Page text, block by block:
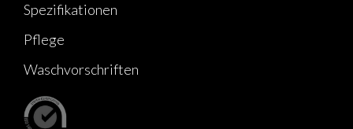
Spezifikationen
Pflege
Waschvorschriften